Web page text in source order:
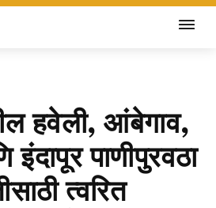
हवेली, आंबेगाव,
इंदापूर पाणीपुरवठा
त्वरित